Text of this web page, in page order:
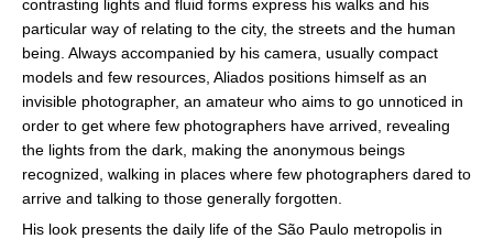
contrasting lights and fluid forms express his walks and his
particular way of relating to the city, the streets and the human
being. Always accompanied by his camera, usually compact
models and few resources, Aliados positions himself as an
invisible photographer, an amateur who aims to go unnoticed in
order to get where few photographers have arrived, revealing
the lights from the dark, making the anonymous beings
recognized, walking in places where few photographers dared to
arrive and talking to those generally forgotten.
His look presents the daily life of the São Paulo metropolis in